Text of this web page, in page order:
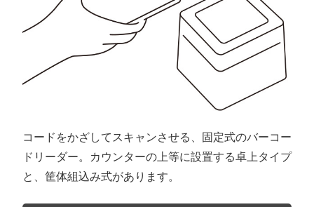
コードをかざしてスキャンさせる、固定式のバーコー
ドリーダー。カウンターの上等に設置する卓上タイプ
と、筐体組込み式があります。